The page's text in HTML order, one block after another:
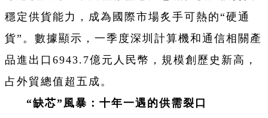
穩定供貨能力，成為國際市場炙手可熱的“硬通
貨”。數據顯示，一季度深圳計算機和通信相關產
品進出口6943.7億元人民幣，規模創歷史新高，
占外貿總值超五成。
‌“缺芯”風暴：十年一遇的供需裂口‌